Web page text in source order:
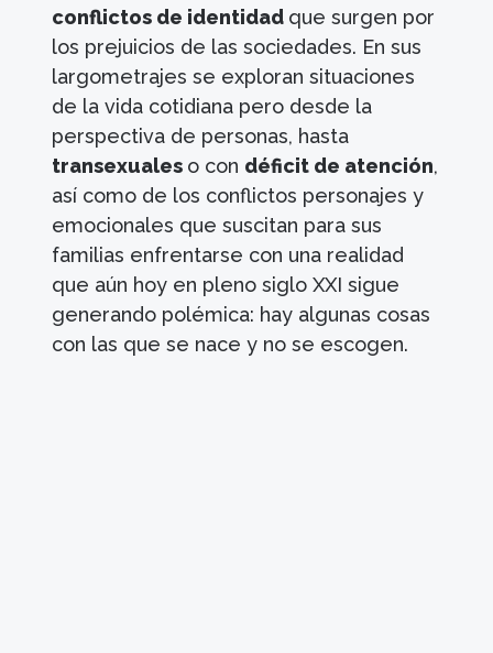
conflictos de identidad que surgen por
los prejuicios de las sociedades. En sus
largometrajes se exploran situaciones
de la vida cotidiana pero desde la
perspectiva de personas, hasta
transexuales o con déficit de atención,
así como de los conflictos personajes y
emocionales que suscitan para sus
familias enfrentarse con una realidad
que aún hoy en pleno siglo XXI sigue
generando polémica: hay algunas cosas
con las que se nace y no se escogen.